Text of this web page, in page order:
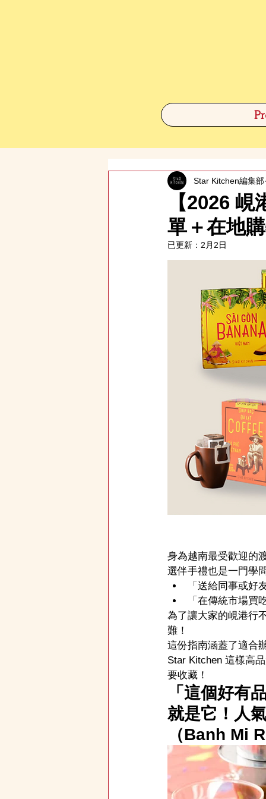
【2026
單＋在地
Star Kitchen編集部
已更新： 2月2日
身為越南最受歡迎的
選伴手禮也是一門學
「送給同事或好
「在傳統市場
為了讓大家的峴港行
難！
這份指南涵蓋了適合
Star Kitchen 這樣高
要收藏！
「這個好有
就是它！人
（Banh Mi